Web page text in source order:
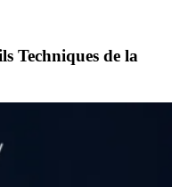
Techniques de la